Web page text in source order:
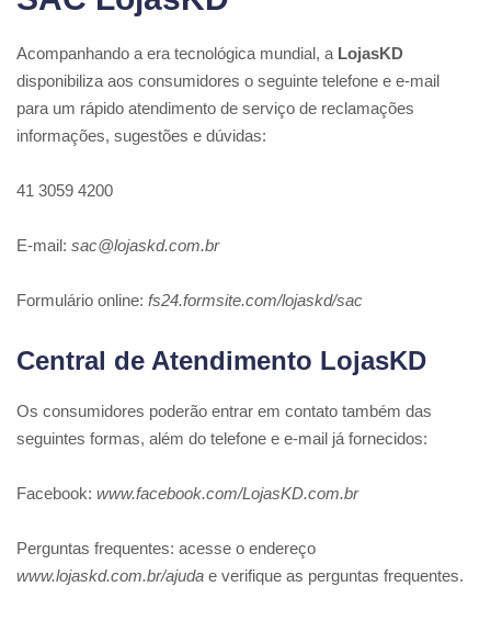
Acompanhando a era tecnológica mundial, a LojasKD
disponibiliza aos consumidores o seguinte telefone e e-mail
para um rápido atendimento de serviço de reclamações
informações, sugestões e dúvidas:
41 3059 4200
E-mail: sac@lojaskd.com.br
Formulário online: fs24.formsite.com/lojaskd/sac
Central de Atendimento LojasKD
Os consumidores poderão entrar em contato também das
seguintes formas, além do telefone e e-mail já fornecidos:
Facebook: www.facebook.com/LojasKD.com.br
Perguntas frequentes: acesse o endereço
www.lojaskd.com.br/ajuda e verifique as perguntas frequentes.